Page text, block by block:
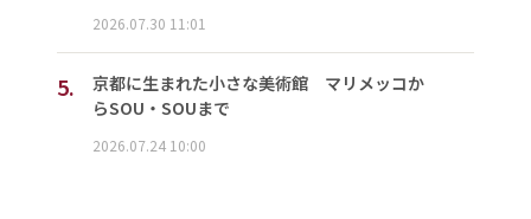
2026.07.30 11:01
5.
京都に生まれた小さな美術館 マリメッコか
らSOU・SOUまで
2026.07.24 10:00